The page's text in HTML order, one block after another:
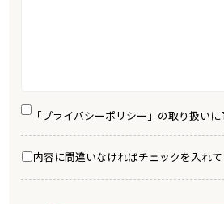
「プライバシーポリシー 」の取り扱い
内容に間違いなければチェックを入れ